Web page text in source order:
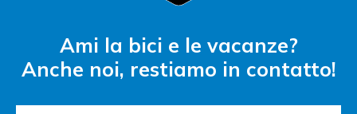
Ami la bici e le vacanze?
Anche noi, restiamo in contatto!